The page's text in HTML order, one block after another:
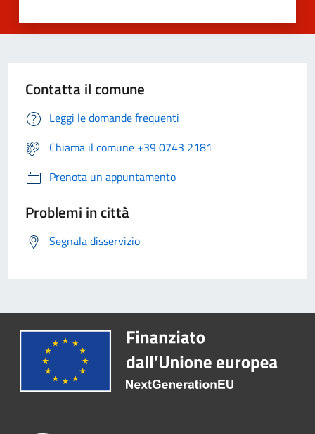
Contatta il comune
Leggi le domande frequenti
Chiama il comune +39 0743 2181
Prenota un appuntamento
Problemi in città
Segnala disservizio